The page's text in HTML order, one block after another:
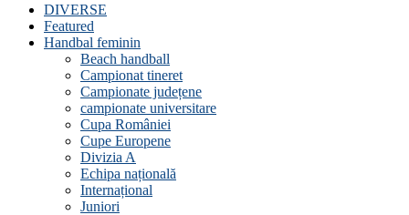
DIVERSE
Featured
Handbal feminin
Beach handball
Campionat tineret
Campionate județene
campionate universitare
Cupa României
Cupe Europene
Divizia A
Echipa națională
Internațional
Juniori